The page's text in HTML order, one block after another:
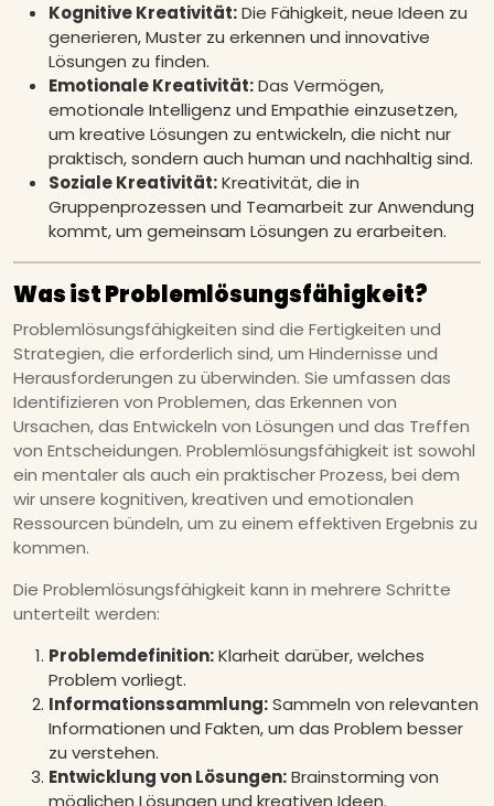
Kognitive Kreativität:Die Fähigkeit, neue Ideen zu
generieren, Muster zu erkennen und innovative
Lösungen zu finden.
Emotionale Kreativität:Das Vermögen,
emotionale Intelligenz und Empathie einzusetzen,
um kreative Lösungen zu entwickeln, die nicht nur
praktisch, sondern auch human und nachhaltig sind.
Soziale Kreativität:Kreativität, die in
Gruppenprozessen und Teamarbeit zur Anwendung
kommt, um gemeinsam Lösungen zu erarbeiten.
Was ist Problemlösungsfähigkeit?
Problemlösungsfähigkeiten sind die Fertigkeiten und
Strategien, die erforderlich sind, um Hindernisse und
Herausforderungen zu überwinden. Sie umfassen das
Identifizieren von Problemen, das Erkennen von
Ursachen, das Entwickeln von Lösungen und das Treffen
von Entscheidungen. Problemlösungsfähigkeit ist sowohl
ein mentaler als auch ein praktischer Prozess, bei dem
wir unsere kognitiven, kreativen und emotionalen
Ressourcen bündeln, um zu einem effektiven Ergebnis zu
kommen.
Die Problemlösungsfähigkeit kann in mehrere Schritte
unterteilt werden:
Problemdefinition:Klarheit darüber, welches
Problem vorliegt.
Informationssammlung:Sammeln von relevanten
Informationen und Fakten, um das Problem besser
zu verstehen.
Entwicklung von Lösungen:Brainstorming von
möglichen Lösungen und kreativen Ideen.